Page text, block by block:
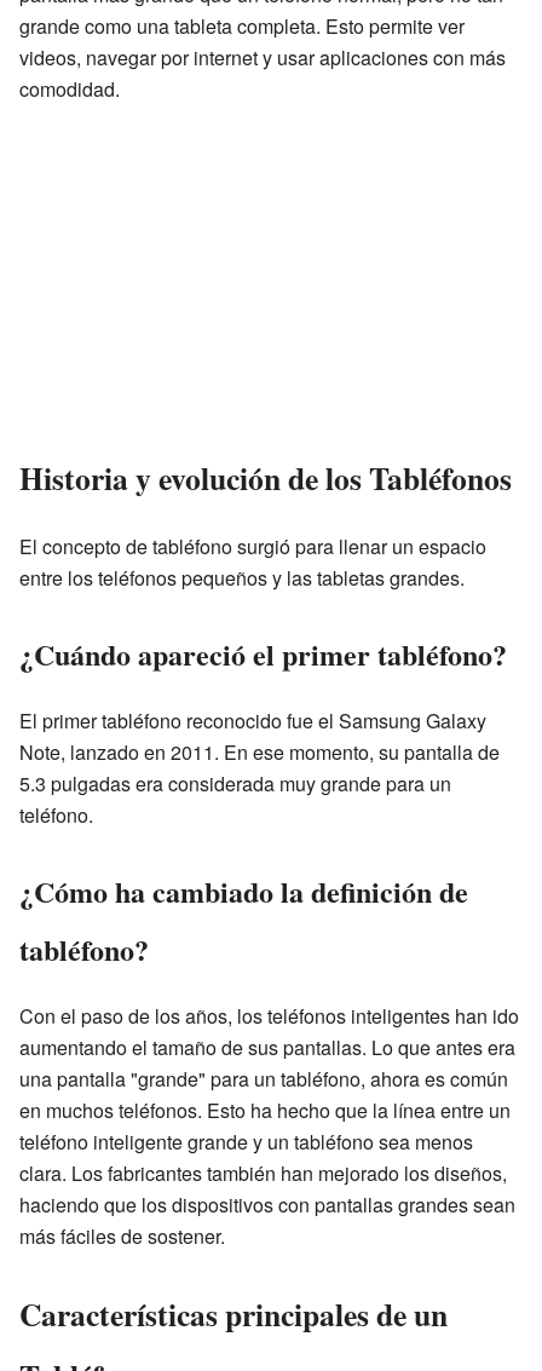
grande como una tableta completa. Esto permite ver
videos, navegar por internet y usar aplicaciones con más
comodidad.
Historia y evolución de los Tabléfonos
El concepto de tabléfono surgió para llenar un espacio
entre los teléfonos pequeños y las tabletas grandes.
¿Cuándo apareció el primer tabléfono?
El primer tabléfono reconocido fue el Samsung Galaxy
Note, lanzado en 2011. En ese momento, su pantalla de
5.3 pulgadas era considerada muy grande para un
teléfono.
¿Cómo ha cambiado la definición de
tabléfono?
Con el paso de los años, los teléfonos inteligentes han ido
aumentando el tamaño de sus pantallas. Lo que antes era
una pantalla "grande" para un tabléfono, ahora es común
en muchos teléfonos. Esto ha hecho que la línea entre un
teléfono inteligente grande y un tabléfono sea menos
clara. Los fabricantes también han mejorado los diseños,
haciendo que los dispositivos con pantallas grandes sean
más fáciles de sostener.
Características principales de un